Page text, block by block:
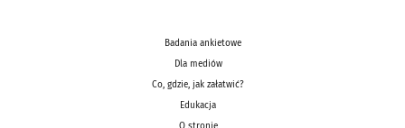
Badania ankietowe
Dla mediów
Co, gdzie, jak załatwić?
Edukacja